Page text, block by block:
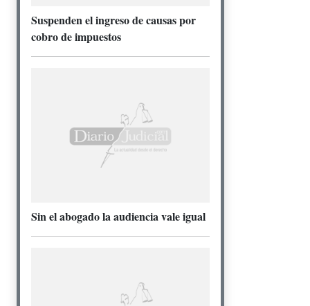
Suspenden el ingreso de causas por
cobro de impuestos
Sin el abogado la audiencia vale igual